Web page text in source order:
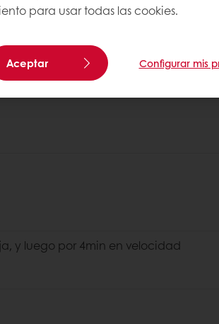
y luego por 4min en velocidad
para usar todas las cookies.
Aceptar Configurar mis